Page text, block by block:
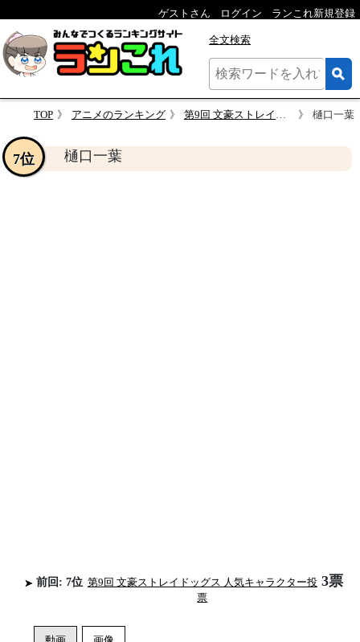
ゲストさん ログイン ランこれ新規登録
全文検索
TOP アニメのランキング 第9回 文豪ストレイドッグス 人気キャラクター投票 樋口一葉
樋口一葉
7位
前回: 7位 第9回 文豪ストレイドッグス 人気キャラクター投
票
3票